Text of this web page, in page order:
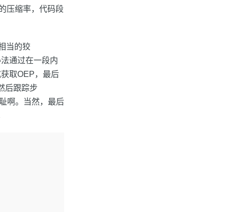
压缩率，代码段
当的狡
通过在一段内
取OEP，最后
后跟踪步
啊。当然，最后